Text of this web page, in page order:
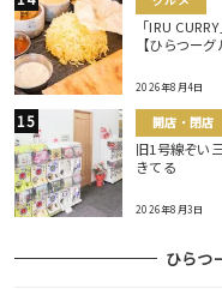
「IRU
【ひらつーグ
2026年8月4日
開店・閉店
旧1号線ぞい
きてる
2026年8月3日
ひらつ